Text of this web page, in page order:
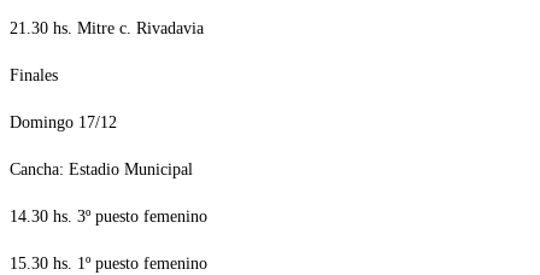
21.30 hs. Mitre c. Rivadavia
Finales
Domingo 17/12
Cancha: Estadio Municipal
14.30 hs. 3º puesto femenino
15.30 hs. 1º puesto femenino